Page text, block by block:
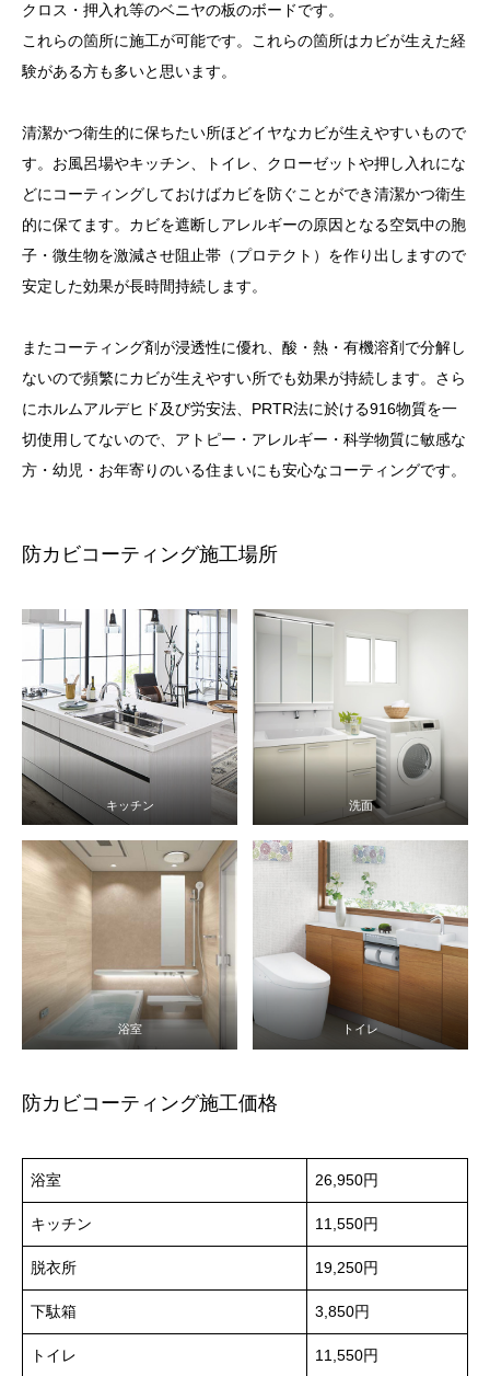
クロス・押入れ等のベニヤの板のボードです。
これらの箇所に施工が可能です。これらの箇所はカビが生えた経
験がある方も多いと思います。
清潔かつ衛生的に保ちたい所ほどイヤなカビが生えやすいもので
す。お風呂場やキッチン、トイレ、クローゼットや押し入れにな
どにコーティングしておけばカビを防ぐことができ清潔かつ衛生
的に保てます。カビを遮断しアレルギーの原因となる空気中の胞
子・微生物を激減させ阻止帯（プロテクト）を作り出しますので
安定した効果が長時間持続します。
またコーティング剤が浸透性に優れ、酸・熱・有機溶剤で分解し
ないので頻繁にカビが生えやすい所でも効果が持続します。さら
にホルムアルデヒド及び労安法、PRTR法に於ける916物質を一
切使用してないので、アトピー・アレルギー・科学物質に敏感な
方・幼児・お年寄りのいる住まいにも安心なコーティングです。
防カビコーティング施工場所
キッチン 洗面
浴室 トイレ
防カビコーティング施工価格
浴室 26,950円
キッチン 11,550円
脱衣所 19,250円
下駄箱 3,850円
トイレ 11,550円